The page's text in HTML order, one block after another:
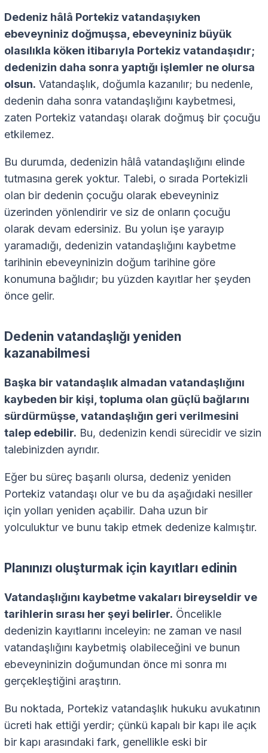
Dedeniz hâlâ Portekiz vatandaşıyken
ebeveyniniz doğmuşsa, ebeveyniniz büyük
olasılıkla köken itibarıyla Portekiz vatandaşıdır;
dedenizin daha sonra yaptığı işlemler ne olursa
olsun. Vatandaşlık, doğumla kazanılır; bu nedenle,
dedenin daha sonra vatandaşlığını kaybetmesi,
zaten Portekiz vatandaşı olarak doğmuş bir çocuğu
etkilemez.
Bu durumda, dedenizin hâlâ vatandaşlığını elinde
tutmasına gerek yoktur. Talebi, o sırada Portekizli
olan bir dedenin çocuğu olarak ebeveyniniz
üzerinden yönlendirir ve siz de onların çocuğu
olarak devam edersiniz. Bu yolun işe yarayıp
yaramadığı, dedenizin vatandaşlığını kaybetme
tarihinin ebeveyninizin doğum tarihine göre
konumuna bağlıdır; bu yüzden kayıtlar her şeyden
önce gelir.
Dedenin vatandaşlığı yeniden
kazanabilmesi
Başka bir vatandaşlık almadan vatandaşlığını
kaybeden bir kişi, topluma olan güçlü bağlarını
sürdürmüşse, vatandaşlığın geri verilmesini
talep edebilir. Bu, dedenizin kendi sürecidir ve sizin
talebinizden ayrıdır.
Eğer bu süreç başarılı olursa, dedeniz yeniden
Portekiz vatandaşı olur ve bu da aşağıdaki nesiller
için yolları yeniden açabilir. Daha uzun bir
yolculuktur ve bunu takip etmek dedenize kalmıştır.
Planınızı oluşturmak için kayıtları edinin
Vatandaşlığını kaybetme vakaları bireyseldir ve
tarihlerin sırası her şeyi belirler. Öncelikle
dedenizin kayıtlarını inceleyin: ne zaman ve nasıl
vatandaşlığını kaybetmiş olabileceğini ve bunun
ebeveyninizin doğumundan önce mi sonra mı
gerçekleştiğini araştırın.
Bu noktada, Portekiz vatandaşlık hukuku avukatının
ücreti hak ettiği yerdir; çünkü kapalı bir kapı ile açık
bir kapı arasındaki fark, genellikle eski bir